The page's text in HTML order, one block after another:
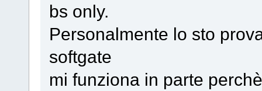
bs only.
Personalmente lo sto
softgate
mi funziona in parte